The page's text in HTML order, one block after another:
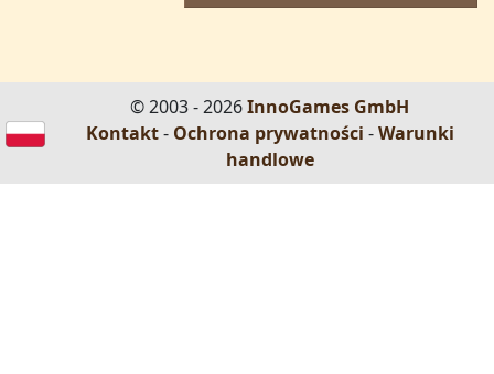
© 2003 - 2026InnoGames GmbH
Kontakt- Ochrona prywatności -Warunki
handlowe